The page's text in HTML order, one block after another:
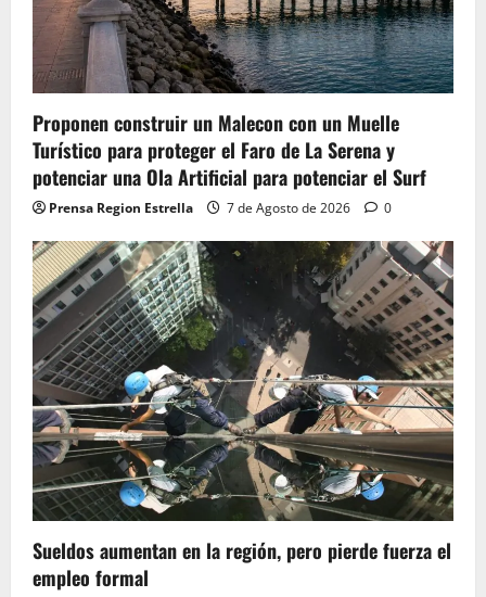
Proponen construir un Malecon con un Muelle
Turístico para proteger el Faro de La Serena y
potenciar una Ola Artificial para potenciar el Surf
Prensa Region Estrella 7 de Agosto de 2026 0
Sueldos aumentan en la región, pero pierde fuerza el
empleo formal